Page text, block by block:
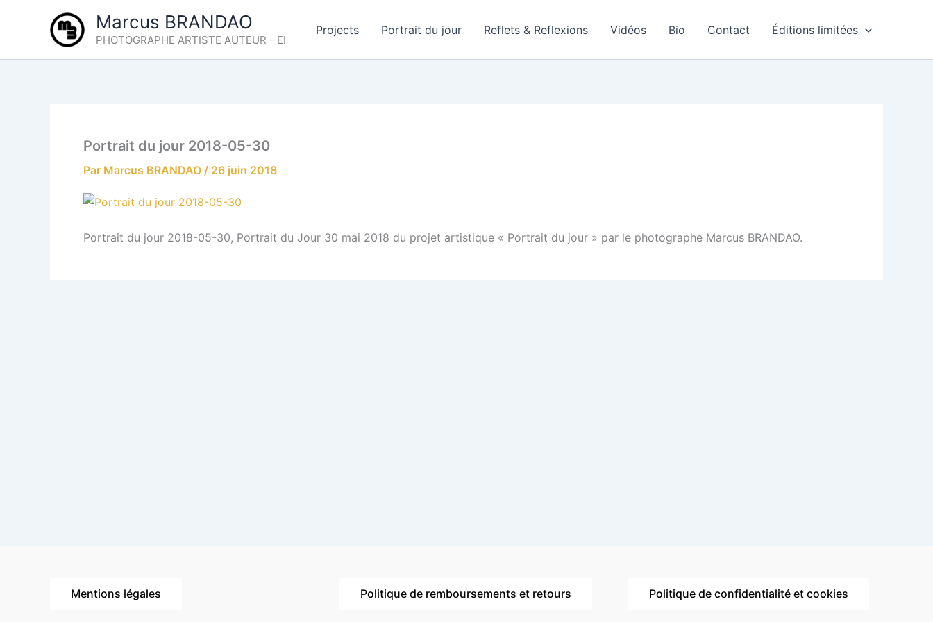
Marcus BRANDAO
PHOTOGRAPHE ARTISTE AUTEUR - EI
Projects Portrait du jour Reflets & Reflexions Vidéos Bio Contact Éditions limitées
Portrait du jour 2018-05-30
Par Marcus BRANDAO / 26 juin 2018
Portrait du jour 2018-05-30, Portrait du Jour 30 mai 2018 du projet artistique « Portrait du jour » par le photographe Marcus BRANDAO.
Mentions légales Politique de remboursements et retours Politique de confidentialité et cookies